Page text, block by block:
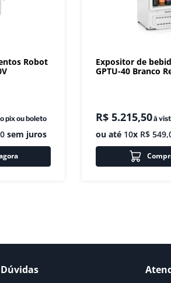
Robot
pix ou boleto
sem juros
Expositor de
GPTU-40 Branco
R$ 5.215,50à
ou até 10x R$ 549,
Dúvidas